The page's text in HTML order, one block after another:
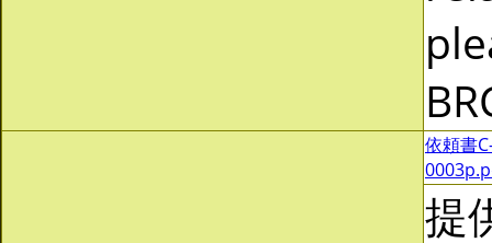
依頼書
提